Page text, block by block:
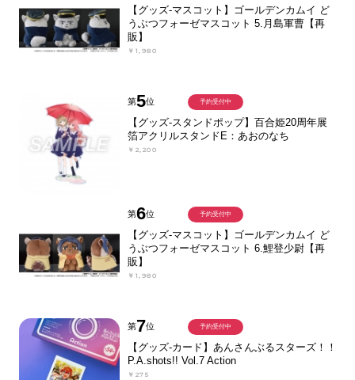
【グッズ-マスコット】ゴールデンカムイ ど
うぶつフォーゼマスコット 5.月島軍曹【再
販】
￥1,980
第5位
【グッズ-スタンドポップ】百合姫20周年展
箔アクリルスタンドE：あおのなち
￥2,200
予約受付中
第6位
【グッズ-マスコット】ゴールデンカムイ ど
うぶつフォーゼマスコット 6.鯉登少尉【再
販】
￥1,980
予約受付中
第7位
【グッズ-カード】あんさんぶるスターズ！！
P.A.shots!! Vol.7 Action
￥275
予約受付中